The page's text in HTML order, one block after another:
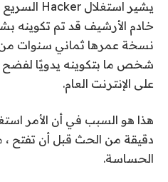
خادم الأرشيف قد تم تكوينه
شخص ما بتكوينه يدويًا لفضح
على الإنترنت العام.
دقيقة من الحث قبل أن تفتح ،
الحساسة.